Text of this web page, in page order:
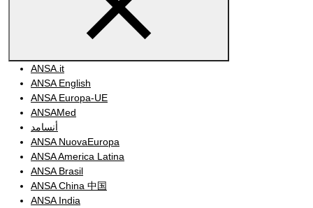
ANSA.it
ANSA English
ANSA Europa-UE
ANSAMed
أنسامد
ANSA NuovaEuropa
ANSA America Latina
ANSA Brasil
ANSA China 中国
ANSA India